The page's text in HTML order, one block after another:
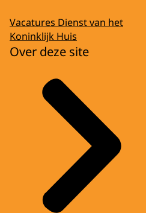
Vacatures Dienst van het
Koninklijk Huis
Over deze site